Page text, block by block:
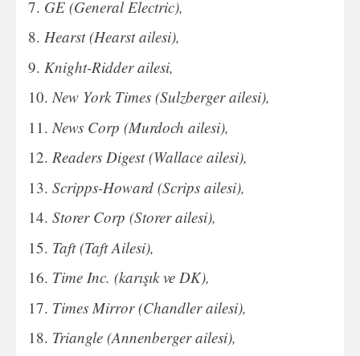
GE (General Electric),
Hearst (Hearst ailesi),
Knight-Ridder ailesi,
New York Times (Sulzberger ailesi),
News Corp (Murdoch ailesi),
Readers Digest (Wallace ailesi),
Scripps-Howard (Scrips ailesi),
Storer Corp (Storer ailesi),
Taft (Taft Ailesi),
Time Inc. (karışık ve DK),
Times Mirror (Chandler ailesi),
Triangle (Annenberger ailesi),